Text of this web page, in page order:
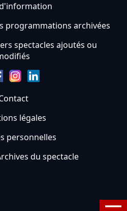
programmations archivées
spectacles ajoutés ou
légales
personnelles
du spectacle